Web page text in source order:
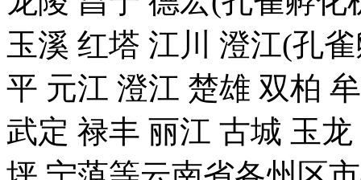
玉溪 红塔 江川 澄江(孔
平 元江 澄江 楚雄 双柏
武定 禄丰 丽江 古城 玉